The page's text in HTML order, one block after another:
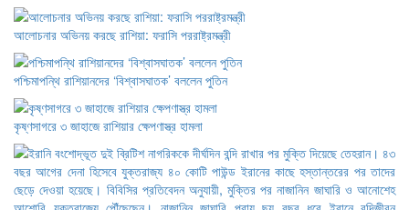
আলোচনার অভিনয় করছে রাশিয়া: ফরাসি পররাষ্ট্রমন্ত্রী
পশ্চিমাপন্থি রাশিয়ানদের ‘বিশ্বাসঘাতক’ বললেন পুতিন
কৃষ্ণসাগরে ৩ জাহাজে রাশিয়ার ক্ষেপণাস্ত্র হামলা